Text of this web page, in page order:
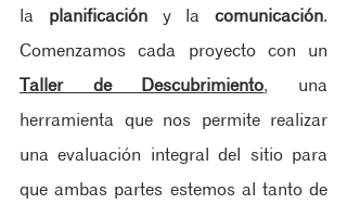
la planificación y la comunicación.
Taller de Descubrimiento, una
herramienta que nos permite realizar
una evaluación integral del sitio para
que ambas partes estemos al tanto de